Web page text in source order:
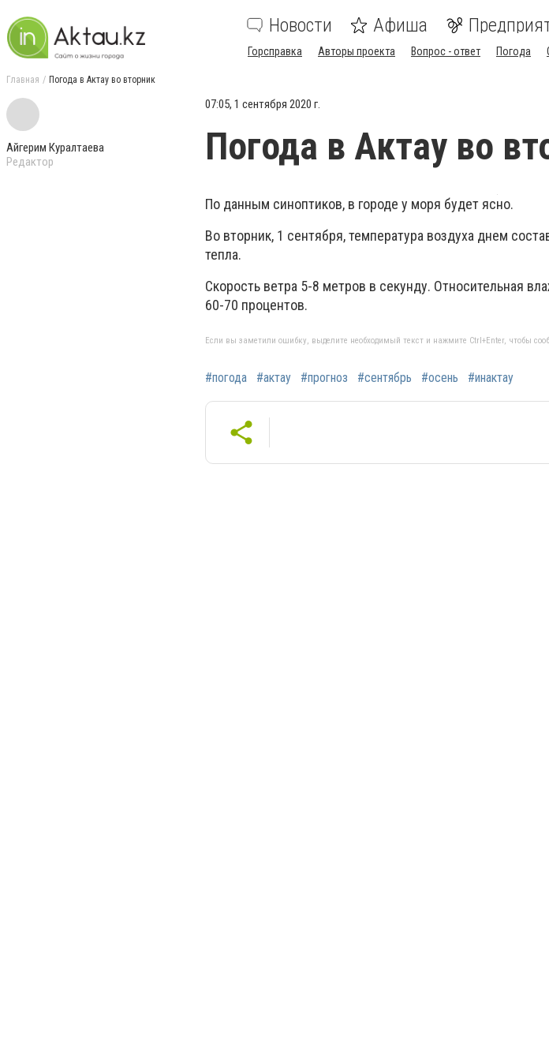
Новости Афиша
Горсправка Авторы проекта Вопрос - ответ Погода
Главная Погода в Актау во вторник
Айгерим Куралтаева
Редактор
07:05, 1 сентября 2020 г.
Погода в Актау во
По данным синоптиков, в городе у моря будет ясно.
Во вторник, 1 сентября, температура воздуха днем
тепла.
Скорость ветра 5-8 метров в секунду. Относительная
60-70 процентов.
Если вы заметили ошибку, выделите необходимый текст и нажмите Ctrl+Enter, чтобы
#погода #актау #прогноз #сентябрь #осень #инактау